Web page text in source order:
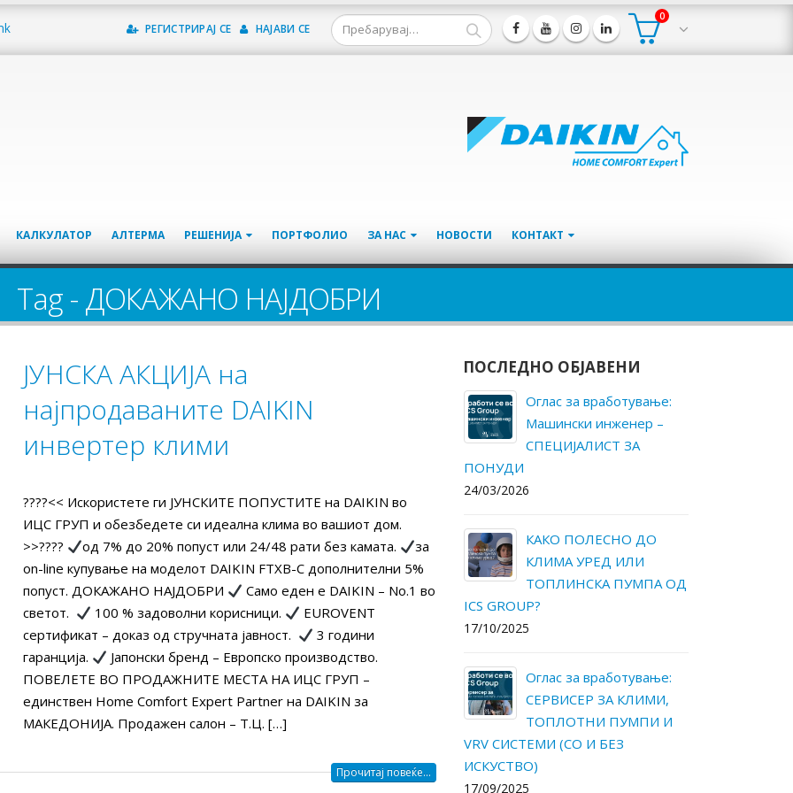
РЕГИСТРИРАЈ СЕ НАЈАВИ СЕ
0
КАЛКУЛАТОР АЛТЕРМА РЕШЕНИЈА ПОРТФОЛИО ЗА НАС НОВОСТИ КОНТАКТ
Tag - ДОКАЖАНО НАЈДОБРИ
ЈУНСКА АКЦИЈА на
најпродаваните DAIKIN
инвертер клими
????<< Искористете ги ЈУНСКИТЕ ПОПУСТИTE на DAIKIN во
ИЦС ГРУП и обезбедете си идеална клима во вашиот дом.
>>????
од 7% до 20% попуст или 24/48 рати без камата.
за
on-line купување на моделот DAIKIN FTXB-C дополнителни 5%
попуст. ДОКАЖАНО НАЈДОБРИ
Само еден е DAIKIN – No.1 во
светот.
100 % задоволни корисници.
EUROVENT
сертификат – доказ од стручната јавност.
3 години
гаранција.
Јапонски бренд – Европско производство.
ПОВЕЛЕТЕ ВО ПРОДАЖНИТЕ МЕСТА НА ИЦС ГРУП –
единствен Home Comfort Expert Partner на DAIKIN за
МАКЕДОНИЈА. Продажен салон – Т.Ц. […]
Прочитај повеќе...
ПОСЛЕДНО ОБЈАВЕНИ
Како да ги намалите
трошоците за
електрична енергија и
во вашиот дом?
Оглас за вработување:
СЕРВИСЕР ЗА КЛИМИ,
ТОПЛОТНИ ПУМПИ И
(СО И БЕЗ
ICS Group – Daikin Kings-
за највисок промет во
Оглас за вработување:
Машински инженер –
КАКО ПОЛЕСНО ДО
КЛИМА УРЕД ИЛИ
ТОПЛИНСКА ПУМПА ОД
17/10/2025
Оглас за вработување:
СЕРВИСЕР ЗА КЛИМИ,
ТОПЛОТНИ ПУМПИ И
Како да ги намалите
трошоците за
електрична енергија и
одржување во вашиот дом?
30/05/2025
Оглас за вработување:
СЕРВИСЕР ЗА КЛИМИ,
ТОПЛОТНИ ПУМПИ И
VRV СИСТЕМИ (СО И БЕЗ
ИСКУСТВО)
ICS Group – Daikin Kings-
за највисок промет во
2024 годинa.
13/05/2025